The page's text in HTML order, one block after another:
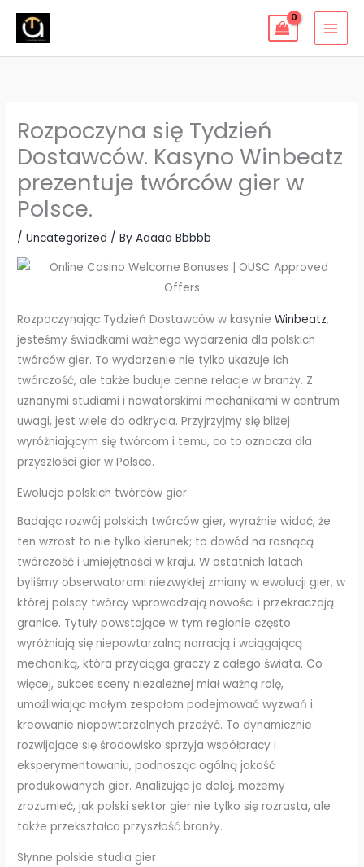
Skip
Rozpoczyna się Tydzień
Dostawców. Kasyno Winbeatz
prezentuje twórców gier w
Polsce.
/Uncategorized / ByAaaaa Bbbbb
Rozpoczynając Tydzień Dostawców w kasynieWinbeatz,
jesteśmy świadkami ważnego wydarzenia dla polskich
twórców gier. To wydarzenie nie tylko ukazuje ich
twórczość, ale także buduje cenne relacje w branży. Z
uznanymi studiami i nowatorskimi mechanikami w centrum
uwagi, jest wiele do odkrycia. Przyjrzyjmy się bliżej
wyróżniającym się twórcom i temu, co to oznacza dla
przyszłości gier w Polsce.
Ewolucja polskich twórców gier
Badając rozwój polskich twórców gier, wyraźnie widać, że
ten wzrost to nie tylko kierunek; to dowód na rosnącą
twórczość i umiejętności w kraju. W ostatnich latach
byliśmy obserwatorami niezwykłej zmiany w ewolucji gier, w
której polscy twórcy wprowadzają nowości i przekraczają
granice. Tytuły powstające w tym regionie często
wyróżniają się niepowtarzalną narracją i wciągającą
mechaniką, która przyciąga graczy z całego świata. Co
więcej, sukces sceny niezależnej miał ważną rolę,
umożliwiając małym zespołom podejmować wyzwań i
kreowanie niepowtarzalnych przeżyć. To dynamicznie
rozwijające się środowisko sprzyja współpracy i
eksperymentowaniu, podnosząc ogólną jakość
produkowanych gier. Analizując je dalej, możemy
zrozumieć, jak polski sektor gier nie tylko się rozrasta, ale
także przekształca przyszłość branży.
Słynne polskie studia gier